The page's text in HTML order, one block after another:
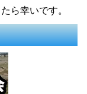
ら幸いです。